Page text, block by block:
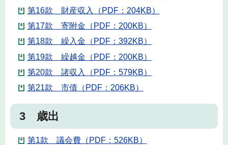
第16款 財産収入（PDF：204KB）
第17款 寄附金（PDF：200KB）
第18款 繰入金（PDF：392KB）
第19款 繰越金（PDF：200KB）
第20款 諸収入（PDF：579KB）
第21款 市債（PDF：206KB）
3 歳出
第1款 議会費（PDF：526KB）